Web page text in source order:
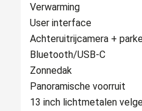
Verwarming
User interface
Achteruitrijcamera +
Bluetooth/USB-C
Zonnedak
Panoramische voorruit
13 inch lichtmetalen